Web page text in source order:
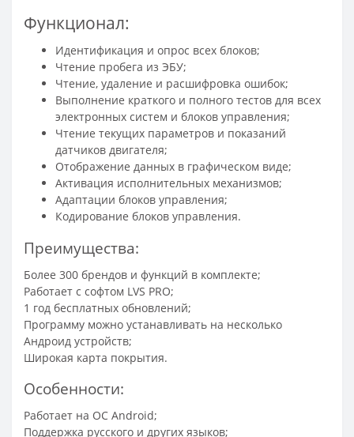
Функционал:
Идентификация и опрос всех блоков;
Чтение пробега из ЭБУ;
Чтение, удаление и расшифровка ошибок;
Выполнение краткого и полного тестов для всех
электронных систем и блоков управления;
Чтение текущих параметров и показаний
датчиков двигателя;
Отображение данных в графическом виде;
Активация исполнительных механизмов;
Адаптации блоков управления;
Кодирование блоков управления.
Преимущества:
Более 300 брендов и функций в комплекте;
Работает с софтом LVS PRO;
1 год бесплатных обновлений;
Программу можно устанавливать на несколько
Андроид устройств;
Широкая карта покрытия.
Особенности:
Работает на ОС Android;
Поддержка русского и других языков;